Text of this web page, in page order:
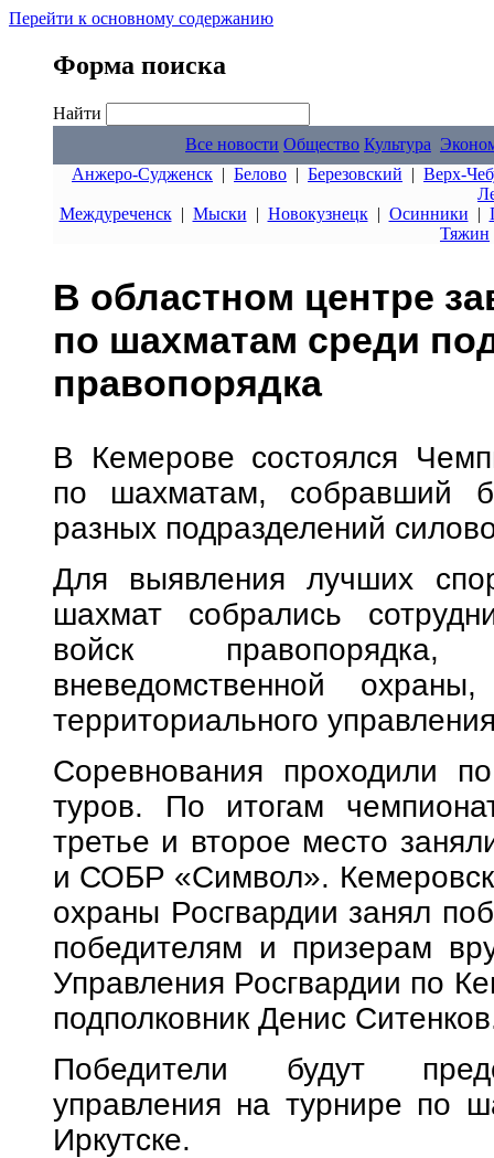
Перейти к основному содержанию
Форма поиска
Найти
Все новости Общество Культура
Анжеро-Судженск | Белово | Березовский | Верх-
Междуреченск| Мыски | Новокузнецк| Осинники |
Тяжин
В областном центре
по шахматам среди
правопорядка
В Кемерове состоялся
по шахматам, собравший
разных подразделений
Для выявления лучших
шахмат собрались
войск
вневедомственной
территориального
Соревнования проходили
туров. По итогам
третье и второе место
и СОБР «Символ».
охраны Росгвардии занял
победителям и призерам
Управления Росгвардии по
подполковник Денис
Победители будут
управления на турнире по
Иркутске.